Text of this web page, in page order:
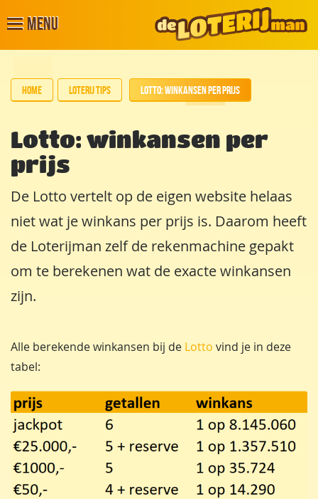
Menu
Home Loterij tips Lotto: winkansen per prijs
Lotto: winkansen per
prijs
De Lotto vertelt op de eigen website helaas
niet wat je winkans per prijs is. Daarom heeft
de Loterijman zelf de rekenmachine gepakt
om te berekenen wat de exacte winkansen
zijn.
Alle berekende winkansen bij de Lotto vind je in deze
tabel: